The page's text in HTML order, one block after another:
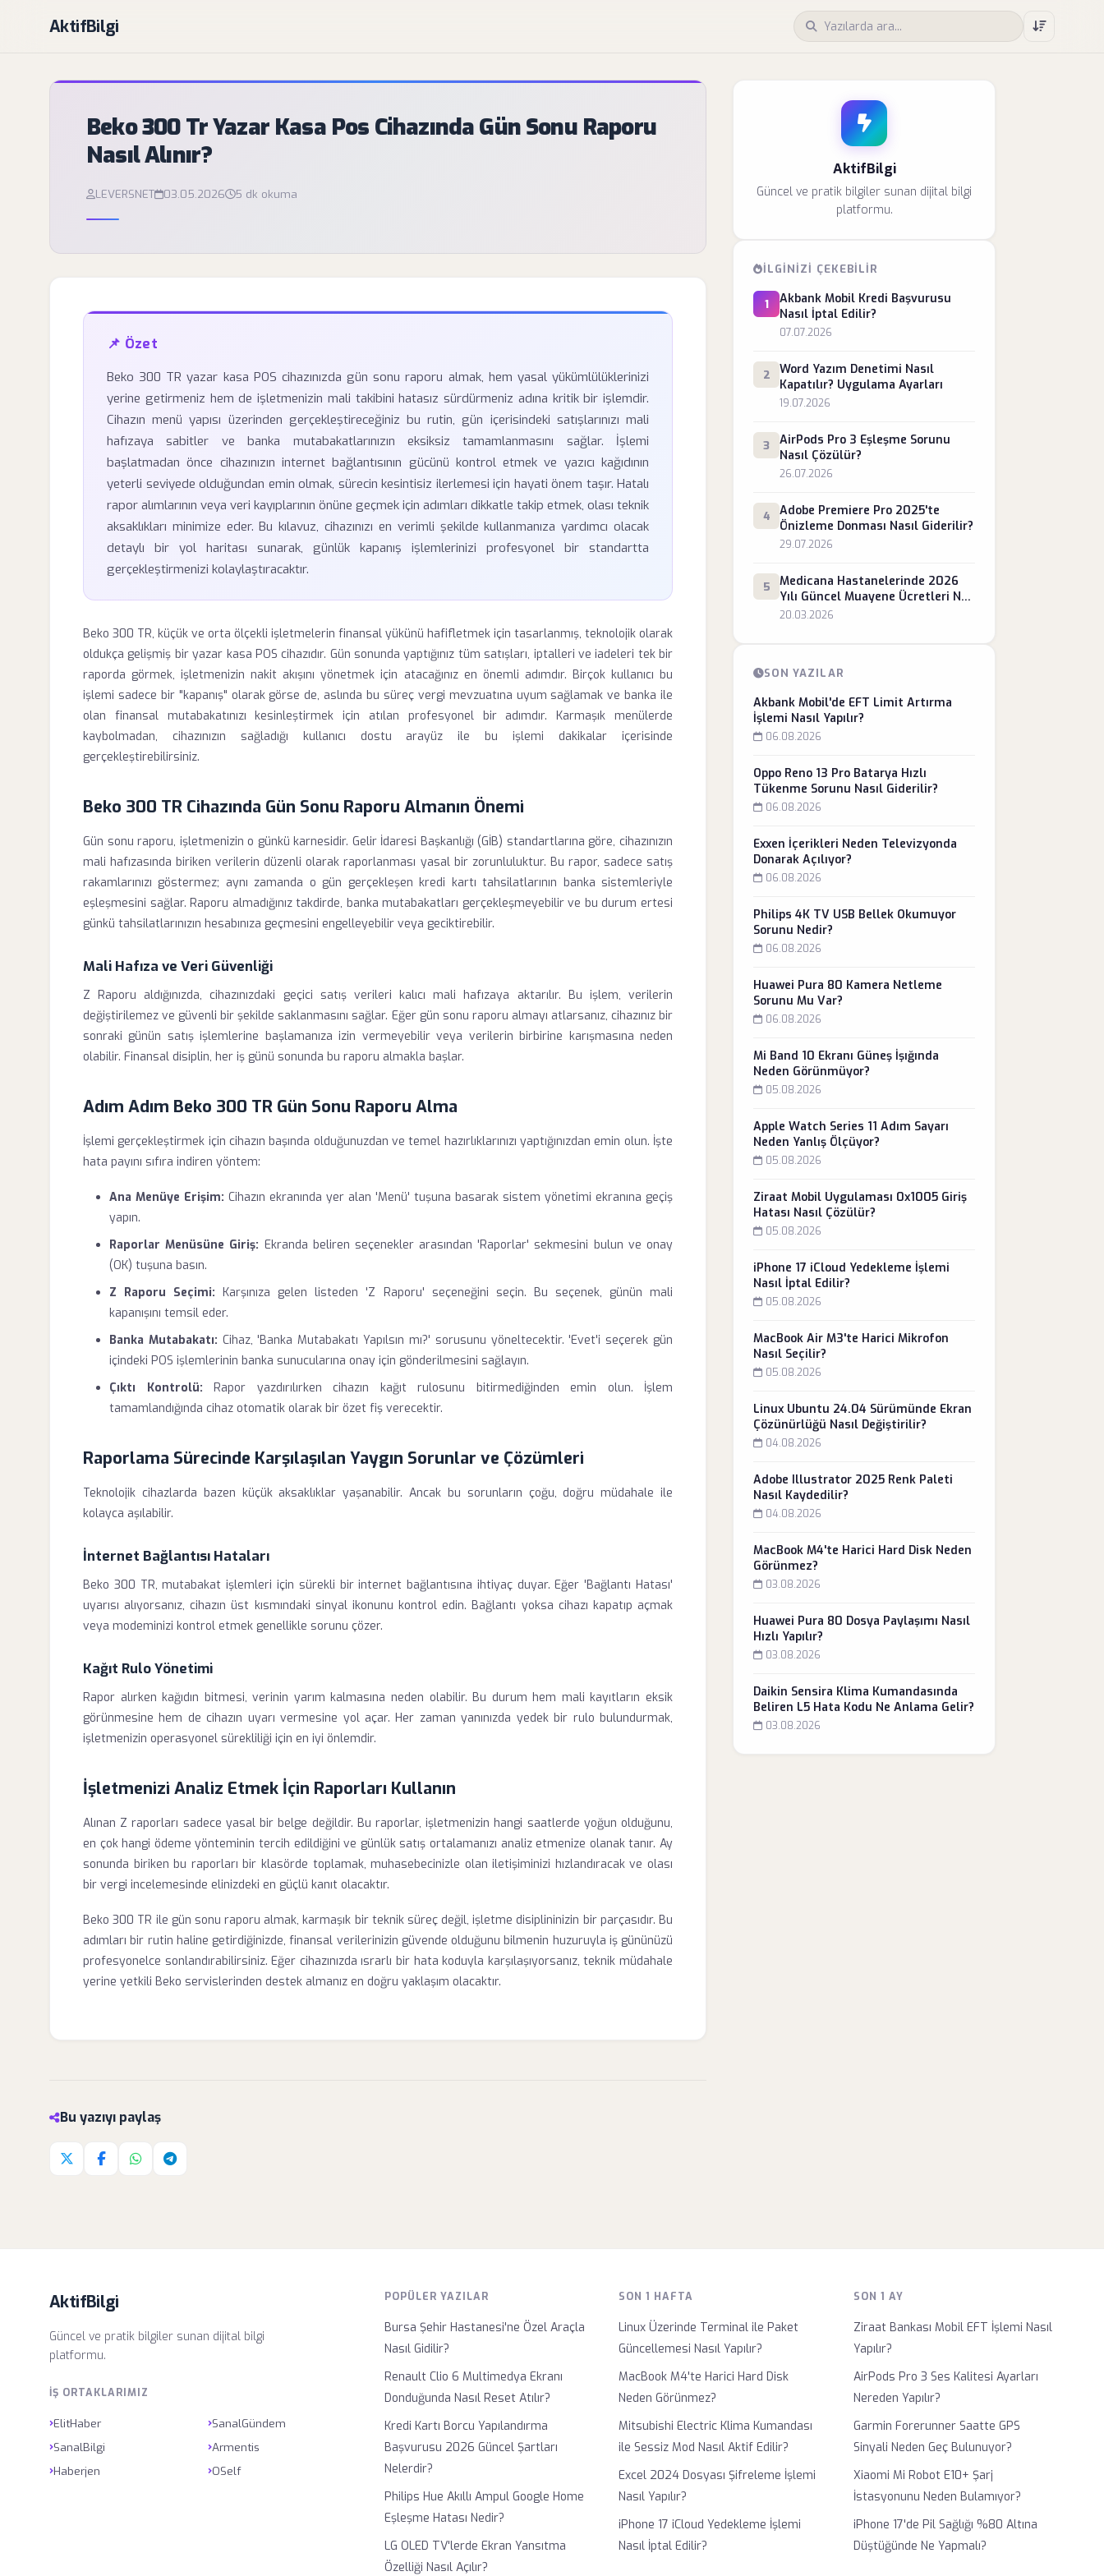
AktifBilgi
Beko 300 Tr Yazar Kasa Pos Cihazında Gün Sonu Raporu
Nasıl Alınır?
LEVERSNET 03.05.2026 5 dk okuma
📌 Özet
Beko 300 TR yazar kasa POS cihazınızda gün sonu raporu almak, hem yasal yükümlülüklerinizi
yerine getirmeniz hem de işletmenizin mali takibini hatasız sürdürmeniz adına kritik bir işlemdir.
Cihazın menü yapısı üzerinden gerçekleştireceğiniz bu rutin, gün içerisindeki satışlarınızı mali
hafızaya sabitler ve banka mutabakatlarınızın eksiksiz tamamlanmasını sağlar. İşlemi
başlatmadan önce cihazınızın internet bağlantısının gücünü kontrol etmek ve yazıcı kağıdının
yeterli seviyede olduğundan emin olmak, sürecin kesintisiz ilerlemesi için hayati önem taşır. Hatalı
rapor alımlarının veya veri kayıplarının önüne geçmek için adımları dikkatle takip etmek, olası teknik
aksaklıkları minimize eder. Bu kılavuz, cihazınızı en verimli şekilde kullanmanıza yardımcı olacak
detaylı bir yol haritası sunarak, günlük kapanış işlemlerinizi profesyonel bir standartta
gerçekleştirmenizi kolaylaştıracaktır.
Beko 300 TR, küçük ve orta ölçekli işletmelerin finansal yükünü hafifletmek için tasarlanmış, teknolojik olarak
oldukça gelişmiş bir yazar kasa POS cihazıdır. Gün sonunda yaptığınız tüm satışları, iptalleri ve iadeleri tek bir
raporda görmek, işletmenizin nakit akışını yönetmek için atacağınız en önemli adımdır. Birçok kullanıcı bu
işlemi sadece bir "kapanış" olarak görse de, aslında bu süreç vergi mevzuatına uyum sağlamak ve banka ile
olan finansal mutabakatınızı kesinleştirmek için atılan profesyonel bir adımdır. Karmaşık menülerde
kaybolmadan, cihazınızın sağladığı kullanıcı dostu arayüz ile bu işlemi dakikalar içerisinde
gerçekleştirebilirsiniz.
Beko 300 TR Cihazında Gün Sonu Raporu Almanın Önemi
Gün sonu raporu, işletmenizin o günkü karnesidir. Gelir İdaresi Başkanlığı (GİB) standartlarına göre, cihazınızın
mali hafızasında biriken verilerin düzenli olarak raporlanması yasal bir zorunluluktur. Bu rapor, sadece satış
rakamlarınızı göstermez; aynı zamanda o gün gerçekleşen kredi kartı tahsilatlarının banka sistemleriyle
eşleşmesini sağlar. Raporu almadığınız takdirde, banka mutabakatları gerçekleşmeyebilir ve bu durum ertesi
günkü tahsilatlarınızın hesabınıza geçmesini engelleyebilir veya geciktirebilir.
Mali Hafıza ve Veri Güvenliği
Z Raporu aldığınızda, cihazınızdaki geçici satış verileri kalıcı mali hafızaya aktarılır. Bu işlem, verilerin
değiştirilemez ve güvenli bir şekilde saklanmasını sağlar. Eğer gün sonu raporu almayı atlarsanız, cihazınız bir
sonraki günün satış işlemlerine başlamanıza izin vermeyebilir veya verilerin birbirine karışmasına neden
olabilir. Finansal disiplin, her iş günü sonunda bu raporu almakla başlar.
Adım Adım Beko 300 TR Gün Sonu Raporu Alma
İşlemi gerçekleştirmek için cihazın başında olduğunuzdan ve temel hazırlıklarınızı yaptığınızdan emin olun. İşte
hata payını sıfıra indiren yöntem:
Ana Menüye Erişim: Cihazın ekranında yer alan 'Menü' tuşuna basarak sistem yönetimi ekranına geçiş
yapın.
Raporlar Menüsüne Giriş: Ekranda beliren seçenekler arasından 'Raporlar' sekmesini bulun ve onay
(OK) tuşuna basın.
Z Raporu Seçimi: Karşınıza gelen listeden 'Z Raporu' seçeneğini seçin. Bu seçenek, günün mali
kapanışını temsil eder.
Banka Mutabakatı: Cihaz, 'Banka Mutabakatı Yapılsın mı?' sorusunu yöneltecektir. 'Evet'i seçerek gün
içindeki POS işlemlerinin banka sunucularına onay için gönderilmesini sağlayın.
Çıktı Kontrolü: Rapor yazdırılırken cihazın kağıt rulosunu bitirmediğinden emin olun. İşlem
tamamlandığında cihaz otomatik olarak bir özet fiş verecektir.
Raporlama Sürecinde Karşılaşılan Yaygın Sorunlar ve Çözümleri
Teknolojik cihazlarda bazen küçük aksaklıklar yaşanabilir. Ancak bu sorunların çoğu, doğru müdahale ile
kolayca aşılabilir.
İnternet Bağlantısı Hataları
Beko 300 TR, mutabakat işlemleri için sürekli bir internet bağlantısına ihtiyaç duyar. Eğer 'Bağlantı Hatası'
uyarısı alıyorsanız, cihazın üst kısmındaki sinyal ikonunu kontrol edin. Bağlantı yoksa cihazı kapatıp açmak
veya modeminizi kontrol etmek genellikle sorunu çözer.
Kağıt Rulo Yönetimi
Rapor alırken kağıdın bitmesi, verinin yarım kalmasına neden olabilir. Bu durum hem mali kayıtların eksik
görünmesine hem de cihazın uyarı vermesine yol açar. Her zaman yanınızda yedek bir rulo bulundurmak,
işletmenizin operasyonel sürekliliği için en iyi önlemdir.
İşletmenizi Analiz Etmek İçin Raporları Kullanın
Alınan Z raporları sadece yasal bir belge değildir. Bu raporlar, işletmenizin hangi saatlerde yoğun olduğunu,
en çok hangi ödeme yönteminin tercih edildiğini ve günlük satış ortalamanızı analiz etmenize olanak tanır. Ay
sonunda biriken bu raporları bir klasörde toplamak, muhasebecinizle olan iletişiminizi hızlandıracak ve olası
bir vergi incelemesinde elinizdeki en güçlü kanıt olacaktır.
Beko 300 TR ile gün sonu raporu almak, karmaşık bir teknik süreç değil, işletme disiplininizin bir parçasıdır. Bu
adımları bir rutin haline getirdiğinizde, finansal verilerinizin güvende olduğunu bilmenin huzuruyla iş gününüzü
profesyonelce sonlandırabilirsiniz. Eğer cihazınızda ısrarlı bir hata koduyla karşılaşıyorsanız, teknik müdahale
yerine yetkili Beko servislerinden destek almanız en doğru yaklaşım olacaktır.
Bu yazıyı paylaş
Twitter'da paylaş
Facebook'da paylaş
Whatsapp'da paylaş
Telegram'da paylaş
AktifBilgi
Güncel ve pratik bilgiler sunan dijital bilgi
platformu.
İLGINIZI ÇEKEBILIR
1
Akbank Mobil Kredi Başvurusu
Nasıl İptal Edilir?
07.07.2026
2
Word Yazım Denetimi Nasıl
Kapatılır? Uygulama Ayarları
19.07.2026
3
AirPods Pro 3 Eşleşme Sorunu
Nasıl Çözülür?
26.07.2026
4
Adobe Premiere Pro 2025'te
Önizleme Donması Nasıl Giderilir?
29.07.2026
5
Medicana Hastanelerinde 2026
Yılı Güncel Muayene Ücretleri Ne
Kadar?
20.03.2026
SON YAZILAR
Akbank Mobil'de EFT Limit Artırma
İşlemi Nasıl Yapılır?
06.08.2026
Oppo Reno 13 Pro Batarya Hızlı
Tükenme Sorunu Nasıl Giderilir?
06.08.2026
Exxen İçerikleri Neden Televizyonda
Donarak Açılıyor?
06.08.2026
Philips 4K TV USB Bellek Okumuyor
Sorunu Nedir?
06.08.2026
Huawei Pura 80 Kamera Netleme
Sorunu Mu Var?
06.08.2026
Mi Band 10 Ekranı Güneş İşığında
Neden Görünmüyor?
05.08.2026
Apple Watch Series 11 Adım Sayarı
Neden Yanlış Ölçüyor?
05.08.2026
Ziraat Mobil Uygulaması 0x1005 Giriş
Hatası Nasıl Çözülür?
05.08.2026
iPhone 17 iCloud Yedekleme İşlemi
Nasıl İptal Edilir?
05.08.2026
MacBook Air M3'te Harici Mikrofon
Nasıl Seçilir?
05.08.2026
Linux Ubuntu 24.04 Sürümünde Ekran
Çözünürlüğü Nasıl Değiştirilir?
04.08.2026
Adobe Illustrator 2025 Renk Paleti
Nasıl Kaydedilir?
04.08.2026
MacBook M4'te Harici Hard Disk Neden
Görünmez?
03.08.2026
Huawei Pura 80 Dosya Paylaşımı Nasıl
Hızlı Yapılır?
03.08.2026
Daikin Sensira Klima Kumandasında
Beliren L5 Hata Kodu Ne Anlama Gelir?
03.08.2026
AktifBilgi
Güncel ve pratik bilgiler sunan dijital bilgi
platformu.
İŞ ORTAKLARIMIZ
›ElitHaber ›SanalGündem
›SanalBilgi ›Armentis
›Haberjen ›OSelf
POPÜLER YAZILAR
Bursa Şehir Hastanesi'ne Özel Araçla
Nasıl Gidilir?
Renault Clio 6 Multimedya Ekranı
Donduğunda Nasıl Reset Atılır?
Kredi Kartı Borcu Yapılandırma
Başvurusu 2026 Güncel Şartları
Nelerdir?
Philips Hue Akıllı Ampul Google Home
Eşleşme Hatası Nedir?
LG OLED TV'lerde Ekran Yansıtma
Özelliği Nasıl Açılır?
SON 1 HAFTA
Linux Üzerinde Terminal ile Paket
Güncellemesi Nasıl Yapılır?
MacBook M4'te Harici Hard Disk
Neden Görünmez?
Mitsubishi Electric Klima Kumandası
ile Sessiz Mod Nasıl Aktif Edilir?
Excel 2024 Dosyası Şifreleme İşlemi
Nasıl Yapılır?
iPhone 17 iCloud Yedekleme İşlemi
Nasıl İptal Edilir?
SON 1 AY
Ziraat Bankası Mobil EFT İşlemi Nasıl
Yapılır?
AirPods Pro 3 Ses Kalitesi Ayarları
Nereden Yapılır?
Garmin Forerunner Saatte GPS
Sinyali Neden Geç Bulunuyor?
Xiaomi Mi Robot E10+ Şarj
İstasyonunu Neden Bulamıyor?
iPhone 17'de Pil Sağlığı %80 Altına
Düştüğünde Ne Yapmalı?